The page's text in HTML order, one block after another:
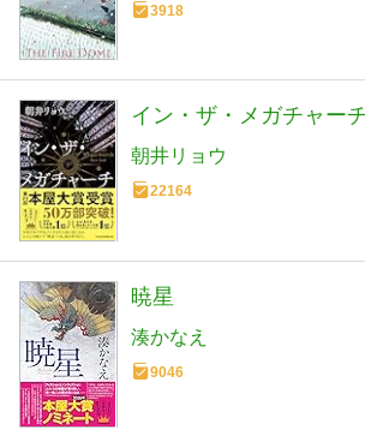
3918
イン・ザ・メガチャー
朝井リョウ
22164
暁星
湊かなえ
9046